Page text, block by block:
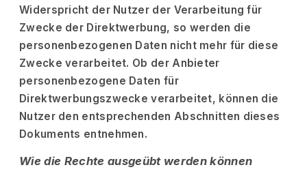
Widerspricht der Nutzer der Verarbeitung für
Zwecke der Direktwerbung, so werden die
personenbezogenen Daten nicht mehr für diese
Zwecke verarbeitet. Ob der Anbieter
personenbezogene Daten für
Direktwerbungszwecke verarbeitet, können die
Nutzer den entsprechenden Abschnitten dieses
Dokuments entnehmen.
Wie die Rechte ausgeübt werden können